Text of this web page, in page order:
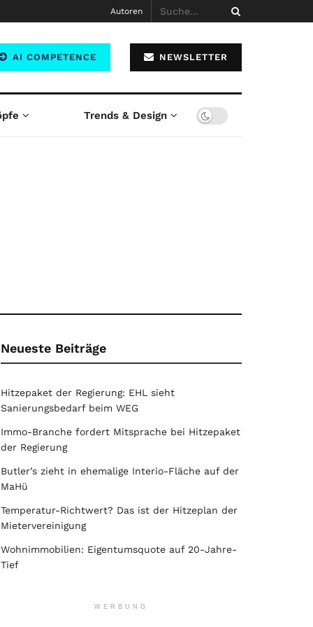
Autoren
AI COMPETENCE NEWSLETTER
Trends & Design
Neueste Beiträge
Hitzepaket der Regierung: EHL sieht
Sanierungsbedarf beim WEG
Immo-Branche fordert Mitsprache bei Hitzepaket
der Regierung
Butler’s zieht in ehemalige Interio-Fläche auf der
MaHü
Temperatur-Richtwert? Das ist der Hitzeplan der
Mietervereinigung
Wohnimmobilien: Eigentumsquote auf 20-Jahre-
Tief
WERBUNG